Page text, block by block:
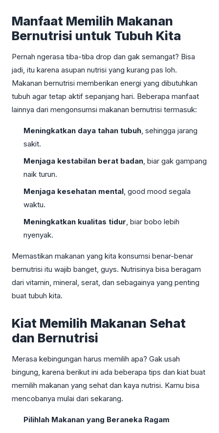
Manfaat Memilih Makanan
Bernutrisi untuk Tubuh Kita
Pernah ngerasa tiba-tiba drop dan gak semangat? Bisa
jadi, itu karena asupan nutrisi yang kurang pas loh.
Makanan bernutrisi memberikan energi yang dibutuhkan
tubuh agar tetap aktif sepanjang hari. Beberapa manfaat
lainnya dari mengonsumsi makanan bernutrisi termasuk:
Meningkatkan daya tahan tubuh, sehingga jarang
sakit.
Menjaga kestabilan berat badan, biar gak gampang
naik turun.
Menjaga kesehatan mental, good mood segala
waktu.
Meningkatkan kualitas tidur, biar bobo lebih
nyenyak.
Memastikan makanan yang kita konsumsi benar-benar
bernutrisi itu wajib banget, guys. Nutrisinya bisa beragam
dari vitamin, mineral, serat, dan sebagainya yang penting
buat tubuh kita.
Kiat Memilih Makanan Sehat
dan Bernutrisi
Merasa kebingungan harus memilih apa? Gak usah
bingung, karena berikut ini ada beberapa tips dan kiat buat
memilih makanan yang sehat dan kaya nutrisi. Kamu bisa
mencobanya mulai dari sekarang.
Pilihlah Makanan yang Beraneka Ragam